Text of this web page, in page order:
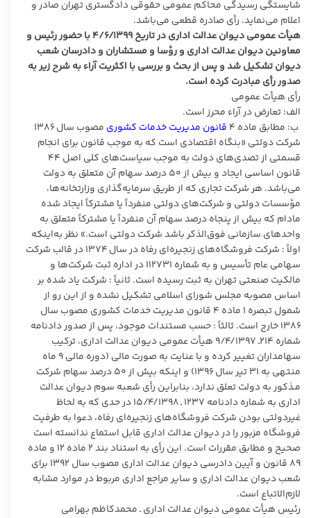
شایستگی رسیدگی محاکم عمومی حقوقی دادگستری تهران صادر و
اعلام می‌نماید. رأی صادره قطعی می‌باشد.
هیأت عمومی دیوان عدالت اداری در تاریخ ۴/۶/۱۳۹۹ با حضور رئیس و
معاونین دیوان عدالت اداری و رؤسا و مستشاران و دادرسان شعب
دیوان تشکیل شد و پس از بحث و بررسی با اکثریت آراء به شرح زیر به
صدور رأی مبادرت کرده است.
رأی هیأت عمومی
الف: تعارض در آراء محرز است.
ب: مطابق ماده ۴
قانون مدیریت خدمات کشوری
مصوب سال ۱۳۸۶
شرکت دولتی «بنگاه اقتصادی است که به موجب قانون برای انجام
قسمتی از تصدی‌های دولت به موجب سیاست‌های کلی اصل ۴۴
قانون اساسی ایجاد و بیش از ۵۰ درصد سهام آن متعلق به دولت
می‌باشد. هر شرکت تجاری که از طریق سرمایه‌گذاری وزارتخانه‌ها،
مؤسسات دولتی و شرکت‌های دولتی منفرداً یا مشترکاً ایجاد شده
مادام که بیش از پنجاه درصد سهام آن منفرداً یا مشترکاً متعلق به
واحدهای سازمانی فوق‌الذکر باشد شرکت دولتی است.» نظر به‌اینکه
اولاً : شرکت فروشگاه‌های زنجیره‌ای رفاه در سال ۱۳۷۴ در قالب شرکت
سهامی عام تأسیس و به شماره ۱۱۲۷۳۱ در اداره ثبت شرکت‌ها و
مالکیت صنعتی تهران به ثبت رسیده است. ثانیاً : شرکت یاد شده بر
اساس مصوبه مجلس شورای اسلامی تشکیل نشده و از این رو از
شمول تبصره ۱ ماده ۴ قانون مدیریت خدمات کشوری مصوب سال
۱۳۸۶ خارج است. ثالثاً : حسب مستندات موجود، پس از صدور دادنامه
شماره ۲۱۴ـ ۹/۴/۱۳۹۷ هیأت عمومی دیوان عدالت اداری، ترکیب
سهامداران تغییر کرده و با عنایت به صورت مالی (دوره مالی ۹ ماه
منتهی به ۳۱ تیر سال ۱۳۹۶) و اینکه بیش از ۵۰ درصد سهام شرکت
مـذکور به دولت تعلق ندارد، بنابراین رأی شعبه سوم دیوان عدالت
اداری به شماره دادنامه ۱۲۳۷ ـ ۱۵/۴/۱۳۹۸ در حدی که به لحاظ
غیردولتی بودن شرکت فروشگاه‌های زنجیره‌ای رفاه، دعوا به طرفیت
فروشگاه مزبور را در دیوان عدالت اداری قابل استماع ندانسته است
صحیح و مطابق مقررات است. این رأی به استناد بند ۲ ماده ۱۲ و ماده
۸۹
قانون و آیین دادرسی دیوان عدالت اداری مصوب سال ۱۳۹۲ برای
شعب دیوان عدالت اداری و سایر مراجع اداری مربوط در موارد مشابه
لازم‌الاتباع است.
رئیس هیأت عمومی دیوان عدالت اداری ـ محمدکاظم بهرامی